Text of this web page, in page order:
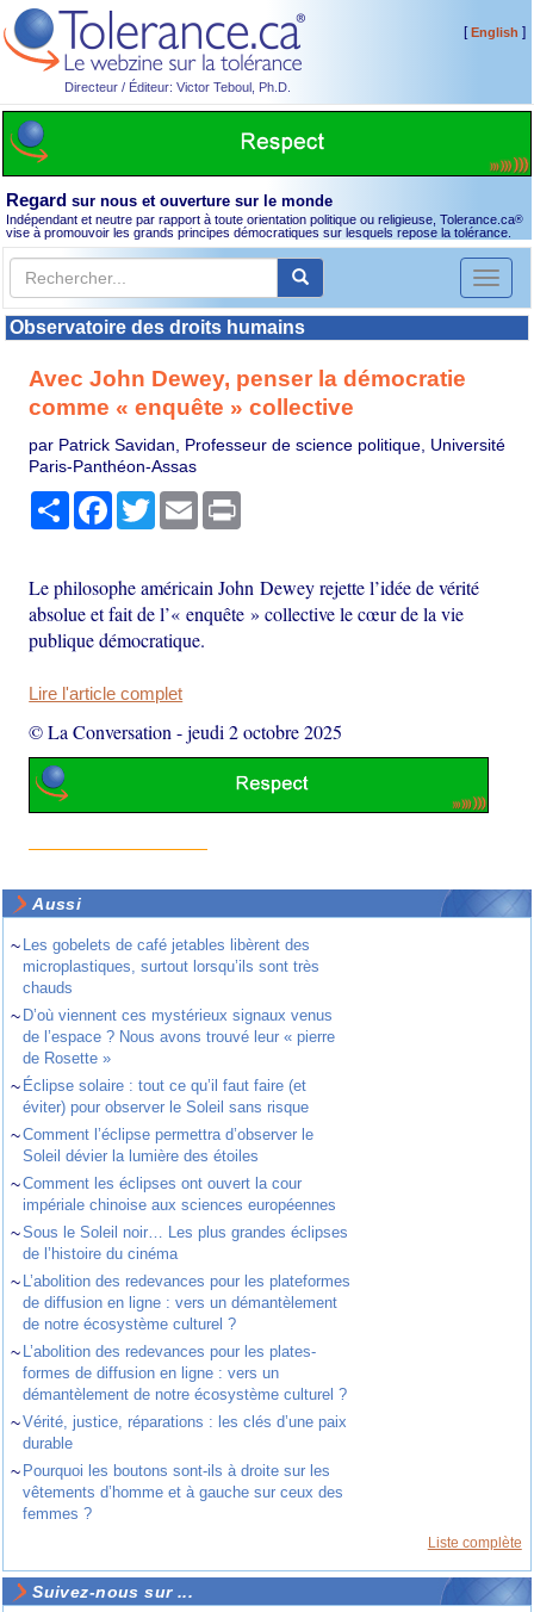
Directeur / Éditeur: Victor Teboul, Ph.D.
[English ]
Regard sur nous et ouverture sur le monde
Indépendant et neutre par rapport à toute orientation politique ou religieuse, Tolerance.ca®
vise à promouvoir les grands principes démocratiques sur lesquels repose la tolérance.
Toggle
Observatoire des droits humains
Avec John Dewey, penser la démocratie
comme « enquête » collective
par Patrick Savidan, Professeur de science politique, Université
Paris-Panthéon-Assas
PartagerFacebook
TwitterEmail
Le philosophe américain John Dewey rejette l’idée de vérité
absolue et fait de l’« enquête » collective le cœur de la vie
publique démocratique.
Lire l'article complet
© La Conversation -jeudi 2 octobre 2025
Aussi
~ Les gobelets de café jetables libèrent des
microplastiques, surtout lorsqu’ils sont très
chauds
~ D’où viennent ces mystérieux signaux venus
de l’espace ? Nous avons trouvé leur « pierre
de Rosette »
~ Éclipse solaire : tout ce qu’il faut faire (et
éviter) pour observer le Soleil sans risque
~Comment l’éclipse permettra d’observer le
Soleil dévier la lumière des étoiles
~Comment les éclipses ont ouvert la cour
impériale chinoise aux sciences européennes
~Sous le Soleil noir… Les plus grandes éclipses
de l’histoire du cinéma
~ L’abolition des redevances pour les plateformes
de diffusion en ligne : vers un démantèlement
de notre écosystème culturel ?
~ L’abolition des redevances pour les plates-
formes de diffusion en ligne : vers un
démantèlement de notre écosystème culturel ?
~Vérité, justice, réparations : les clés d’une paix
durable
~ Pourquoi les boutons sont-ils à droite sur les
vêtements d’homme et à gauche sur ceux des
femmes ?
Liste complète
Suivez-nous sur ...